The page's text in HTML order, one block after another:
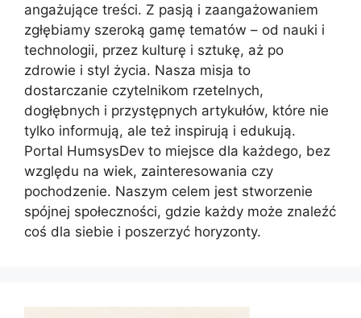
angażujące treści. Z pasją i zaangażowaniem
zgłębiamy szeroką gamę tematów – od nauki i
technologii, przez kulturę i sztukę, aż po
zdrowie i styl życia. Nasza misja to
dostarczanie czytelnikom rzetelnych,
dogłębnych i przystępnych artykułów, które nie
tylko informują, ale też inspirują i edukują.
Portal HumsysDev to miejsce dla każdego, bez
względu na wiek, zainteresowania czy
pochodzenie. Naszym celem jest stworzenie
spójnej społeczności, gdzie każdy może znaleźć
coś dla siebie i poszerzyć horyzonty.